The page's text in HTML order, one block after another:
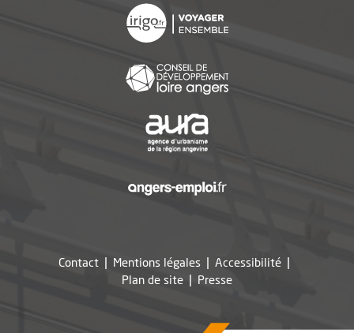
Contact Mentions légales
Accessibilité
Plan de site
Presse, Ouvre une nouvelle